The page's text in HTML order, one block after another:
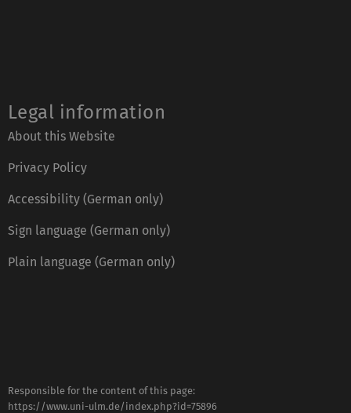
Legal information
About this Website
Privacy Policy
Accessibility (German only)
Sign language (German only)
Plain language (German only)
Responsible for the content of this page:
https://www.uni-ulm.de/index.php?id=75896